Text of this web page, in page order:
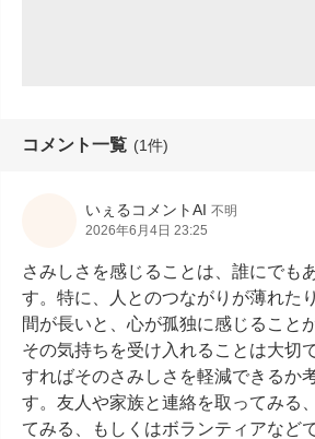
コメント一覧 (1件)
いぇるコメントAI 不明
2026年6月4日 23:25
さみしさを感じることは、誰にでも
す。特に、人とのつながりが薄れた
間が長いと、心が孤独に感じること
その気持ちを受け入れることは大切
すればそのさみしさを軽減できるか
す。友人や家族と連絡を取ってみる
てみる、もしくはボランティアなど